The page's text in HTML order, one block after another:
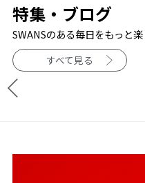
特集・ブログ
SWANSのある毎日をもっと
すべて見る